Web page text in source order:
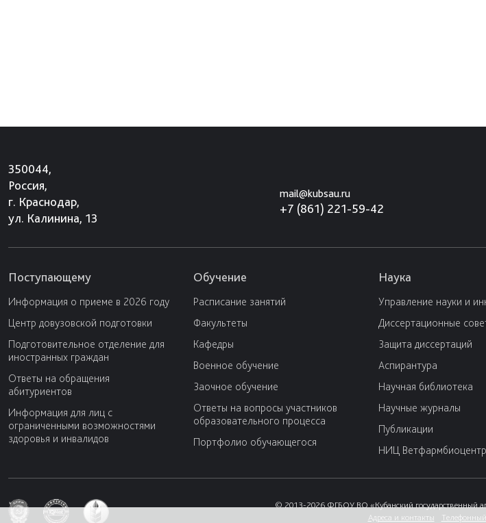
350044,
Россия,
г. Краснодар,
ул. Калинина, 13
mail@kubsau.ru
+7 (861) 221-59-42
Поступающему
Информация о приеме в 2026 году
Центр довузовской подготовки
Подготовительное отделение для
иностранных граждан
Ответы на обращения
абитуриентов
Информация для лиц с
ограниченными возможностями
здоровья и инвалидов
Обучение
Расписание занятий
Факультеты
Кафедры
Военное обучение
Заочное обучение
Ответы на вопросы участников
образовательного процесса
Портфолио обучающегося
Наука
Управление науки и
Диссертационные
Защита диссертаций
Аспирантура
Научная библиотека
Научные журналы
Публикации
НИЦ Ветфармбиоцентр
© 2013-2026 ФГБОУ ВО «Кубанский государственный
Адреса и контакты